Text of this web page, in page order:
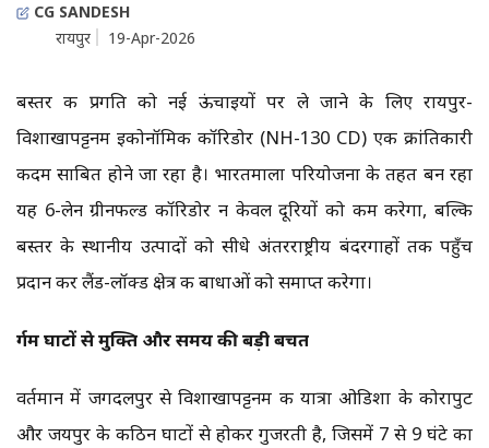
CG SANDESH
रायपुर
19-Apr-2026
बस्तर की प्रगति को नई ऊंचाइयों पर ले जाने के लिए रायपुर-
विशाखापट्टनम इकोनॉमिक कॉरिडोर (NH-130 CD) एक क्रांतिकारी
कदम साबित होने जा रहा है। भारतमाला परियोजना के तहत बन रहा
यह 6-लेन ग्रीनफील्ड कॉरिडोर न केवल दूरियों को कम करेगा, बल्कि
बस्तर के स्थानीय उत्पादों को सीधे अंतरराष्ट्रीय बंदरगाहों तक पहुँच
प्रदान कर लैंड-लॉक्ड क्षेत्र की बाधाओं को समाप्त करेगा।
दुर्गम घाटों से मुक्ति और समय की बड़ी बचत
वर्तमान में जगदलपुर से विशाखापट्टनम की यात्रा ओडिशा के कोरापुट
और जयपुर के कठिन घाटों से होकर गुजरती है, जिसमें 7 से 9 घंटे का